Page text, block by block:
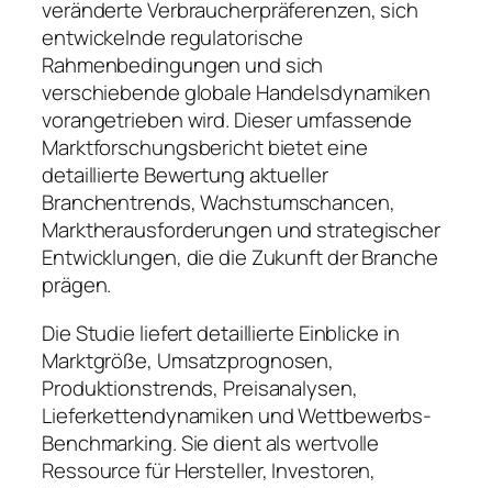
veränderte Verbraucherpräferenzen, sich
entwickelnde regulatorische
Rahmenbedingungen und sich
verschiebende globale Handelsdynamiken
vorangetrieben wird. Dieser umfassende
Marktforschungsbericht bietet eine
detaillierte Bewertung aktueller
Branchentrends, Wachstumschancen,
Marktherausforderungen und strategischer
Entwicklungen, die die Zukunft der Branche
prägen.
Die Studie liefert detaillierte Einblicke in
Marktgröße, Umsatzprognosen,
Produktionstrends, Preisanalysen,
Lieferkettendynamiken und Wettbewerbs-
Benchmarking. Sie dient als wertvolle
Ressource für Hersteller, Investoren,